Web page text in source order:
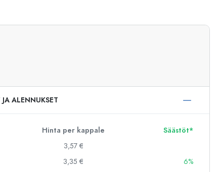
Lasipurkit
ALENNUKSET
Hinta per kappale
Säästöt*
3,57 €
3,35 €
6%